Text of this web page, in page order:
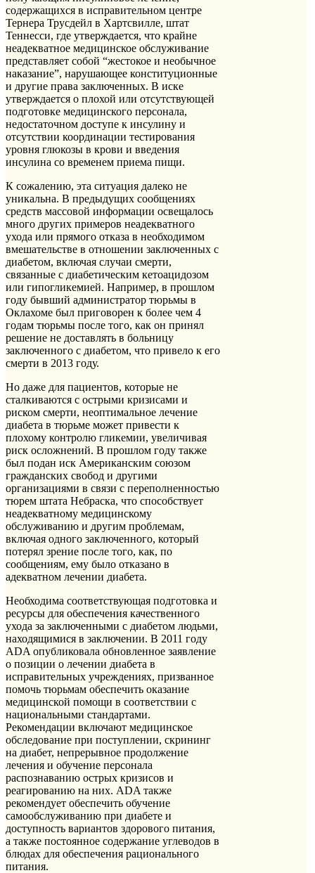
содержащихся в исправительном центре
Тернера Трусдейл в Хартсвилле, штат
Теннесси, где утверждается, что крайне
неадекватное медицинское обслуживание
представляет собой “жестокое и необычное
наказание”, нарушающее конституционные
и другие права заключенных. В иске
утверждается о плохой или отсутствующей
подготовке медицинского персонала,
недостаточном доступе к инсулину и
отсутствии координации тестирования
уровня глюкозы в крови и введения
инсулина со временем приема пищи.
К сожалению, эта ситуация далеко не
уникальна. В предыдущих сообщениях
средств массовой информации освещалось
много других примеров неадекватного
ухода или прямого отказа в необходимом
вмешательстве в отношении заключенных с
диабетом, включая случаи смерти,
связанные с диабетическим кетоацидозом
или гипогликемией. Например, в прошлом
году бывший администратор тюрьмы в
Оклахоме был приговорен к более чем 4
годам тюрьмы после того, как он принял
решение не доставлять в больницу
заключенного с диабетом, что привело к его
смерти в 2013 году.
Но даже для пациентов, которые не
сталкиваются с острыми кризисами и
риском смерти, неоптимальное лечение
диабета в тюрьме может привести к
плохому контролю гликемии, увеличивая
риск осложнений. В прошлом году также
был подан иск Американским союзом
гражданских свобод и другими
организациями в связи с переполненностью
тюрем штата Небраска, что способствует
неадекватному медицинскому
обслуживанию и другим проблемам,
включая одного заключенного, который
потерял зрение после того, как, по
сообщениям, ему было отказано в
адекватном лечении диабета.
Необходима соответствующая подготовка и
ресурсы для обеспечения качественного
ухода за заключенными с диабетом людьми,
находящимися в заключении. В 2011 году
ADA опубликовала обновленное заявление
о позиции о лечении диабета в
исправительных учреждениях, призванное
помочь тюрьмам обеспечить оказание
медицинской помощи в соответствии с
национальными стандартами.
Рекомендации включают медицинское
обследование при поступлении, скрининг
на диабет, непрерывное продолжение
лечения и обучение персонала
распознаванию острых кризисов и
реагированию на них. ADA также
рекомендует обеспечить обучение
самообслуживанию при диабете и
доступность вариантов здорового питания,
а также постоянное содержание углеводов в
блюдах для обеспечения рационального
питания.